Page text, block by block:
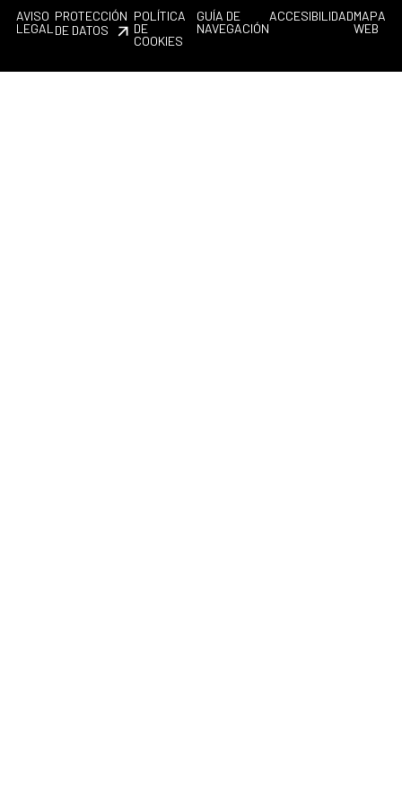
AVISO
LEGAL
PROTECCIÓN
DE DATOS
POLÍTICA
DE
COOKIES
GUÍA DE
NAVEGACIÓN
ACCESIBILIDADMAPA
WEB